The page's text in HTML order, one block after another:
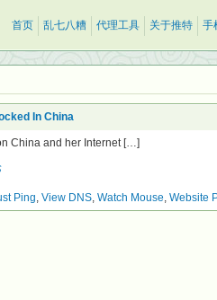
首页 乱七八糟 代理工具 关于推特 手
In China
China and her Internet […]
Ping, View DNS, Watch Mouse, Website